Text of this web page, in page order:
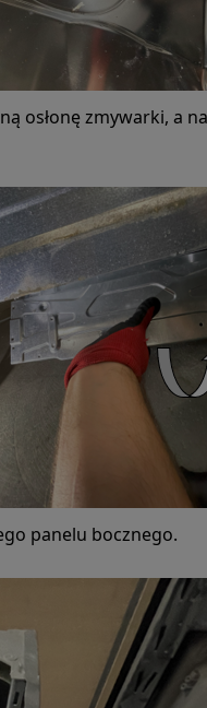
osłonę zmywarki, a
panelu bocznego.